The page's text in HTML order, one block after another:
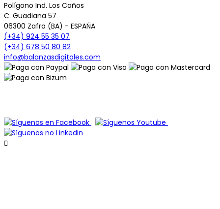
Polígono Ind. Los Caños
C. Guadiana 57
06300 Zafra (BA) - ESPAÑA
(+34) 924 55 35 07
(+34) 678 50 80 82
info@balanzasdigitales.com
